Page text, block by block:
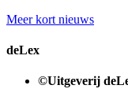
Meer kort nieuws
deLex
©Uitgeverij